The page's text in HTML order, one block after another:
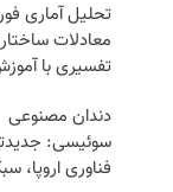
تحلیل آماری
معادلات
تفسیری با
دندان مصنوعی
سوئیسی:
فناوری اروپا،